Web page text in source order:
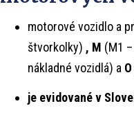
motorové vozidlo a
štvorkolky) , M (M1
nákladné vozidlá) a O
je evidované v